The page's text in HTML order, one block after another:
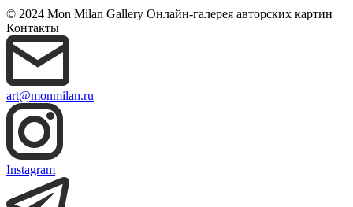
© 2024 Mon Milan Gallery Онлайн-галерея авторских картин
Контакты
art@monmilan.ru
Instagram